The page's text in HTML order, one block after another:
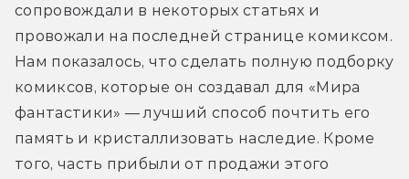
сопровождали в некоторых статьях и
провожали на последней странице комиксом.
Нам показалось, что сделать полную подборку
комиксов, которые он создавал для «Мира
фантастики» — лучший способ почтить его
память и кристаллизовать наследие. Кроме
того, часть прибыли от продажи этого